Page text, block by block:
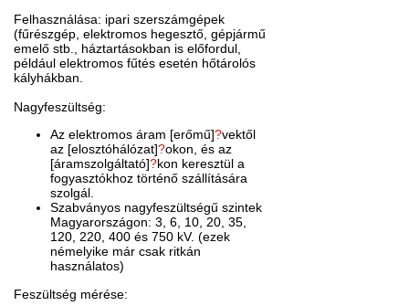
Felhasználása: ipari szerszámgépek
(fűrészgép, elektromos hegesztő, gépjármű
emelő stb., háztartásokban is előfordul,
például elektromos fűtés esetén hőtárolós
kályhákban.
Nagyfeszültség:
Az elektromos áram [erőmű]?vektől
az [elosztóhálózat]?okon, és az
[áramszolgáltató]?kon keresztül a
fogyasztókhoz történő szállítására
szolgál.
Szabványos nagyfeszültségű szintek
Magyarországon: 3, 6, 10, 20, 35,
120, 220, 400 és 750 kV. (ezek
némelyike már csak ritkán
használatos)
Feszültség mérése: